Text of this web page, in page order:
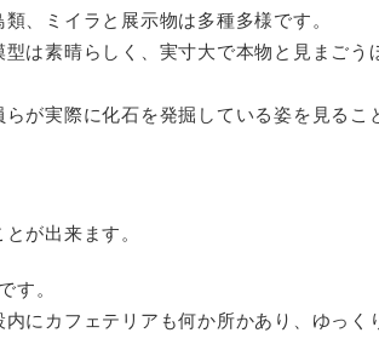
、ミイラと展示物は多種多様です。
は素晴らしく、実寸大で本物と見まごう
が実際に化石を発掘している姿を見るこ
が出来ます。
す。
にカフェテリアも何か所かあり、ゆっく